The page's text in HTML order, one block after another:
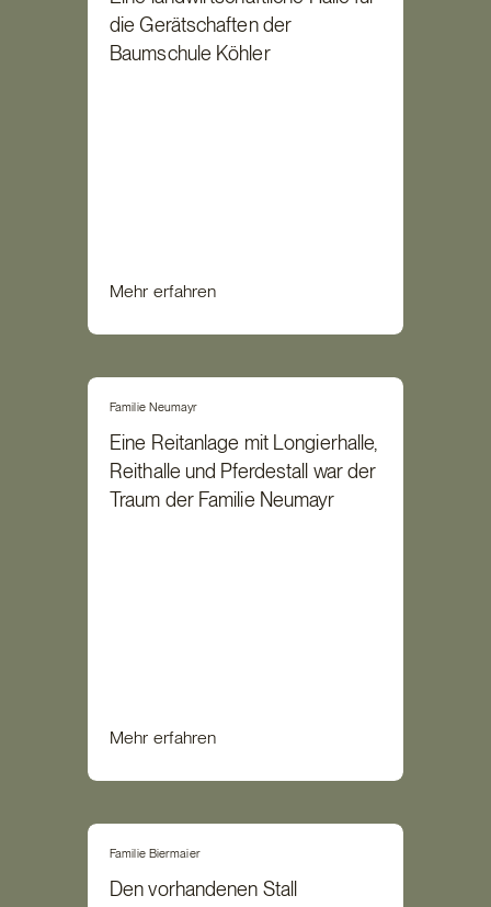
die Gerätschaften der
Baumschule Köhler
Mehr erfahren
Familie Neumayr
Eine Reitanlage mit Longierhalle,
Reithalle und Pferdestall war der
Traum der Familie Neumayr
Mehr erfahren
Familie Biermaier
Den vorhandenen Stall